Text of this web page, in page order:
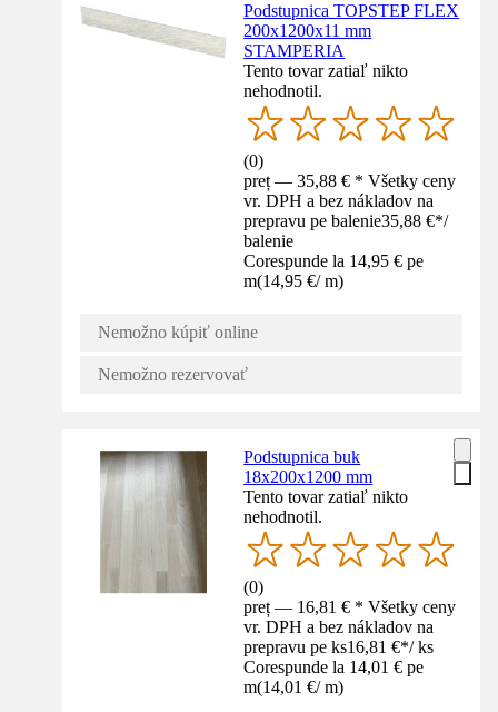
Podstupnica TOPSTEP FLEX
200x1200x11 mm
STAMPERIA
Tento tovar zatiaľ nikto
nehodnotil.
(0)
preț — 35,88 € * Všetky ceny
vr. DPH a bez nákladov na
prepravu pe balenie35,88 €*/
balenie
Corespunde la 14,95 € pe
m(14,95 €/ m)
Nemožno kúpiť online
Nemožno rezervovať
Podstupnica buk
18x200x1200 mm
Tento tovar zatiaľ nikto
nehodnotil.
(0)
preț — 16,81 € * Všetky ceny
vr. DPH a bez nákladov na
prepravu pe ks16,81 €*/ ks
Corespunde la 14,01 € pe
m(14,01 €/ m)